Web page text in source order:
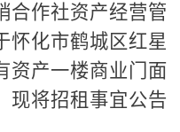
合作社资产经营管
怀化市鹤城区红星
资产一楼商业门面
现将招租事宜公告